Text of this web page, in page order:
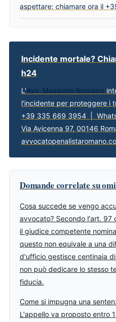
aspettare: chiamare ora il
Incidente mortale?
h24
L'Avv. Massimo Romano
l'incidente per proteggere i
+39 335 669 3954 |
Via Avicenna 97, 00146
Domande correlate su
Cosa succede se vengo
avvocato? Secondo l'art. 97
il giudice competente
questo non equivale a una
d'ufficio gestisce centinaia
non può dedicare lo stesso
fiducia.
Come si impugna una
L'appello va proposto entro